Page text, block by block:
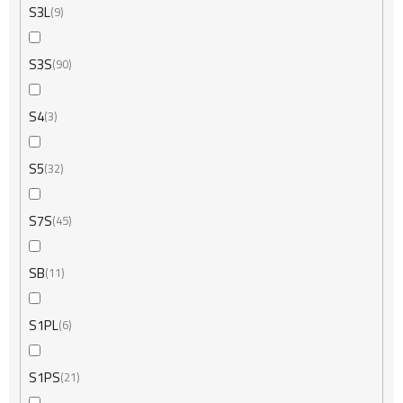
S3L 9
S3S 90
S43
S5 32
S7S 45
SB 11
S1PL 6
S1PS 21